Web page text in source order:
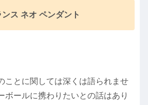
ス ネオ ペンダント
ことに関しては深くは語られませ
ボールに携わりたいとの話はあり